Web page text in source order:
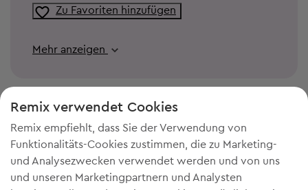
Zu Favoriten hinzufügen
Mehr anzeigen
Remix verwendet Cookies
Remix empfiehlt, dass Sie der Verwendung von
Funktionalitäts-Cookies zustimmen, die zu Marketing-
und Analysezwecken verwendet werden und von uns
und unseren Marketingpartnern und Analysten